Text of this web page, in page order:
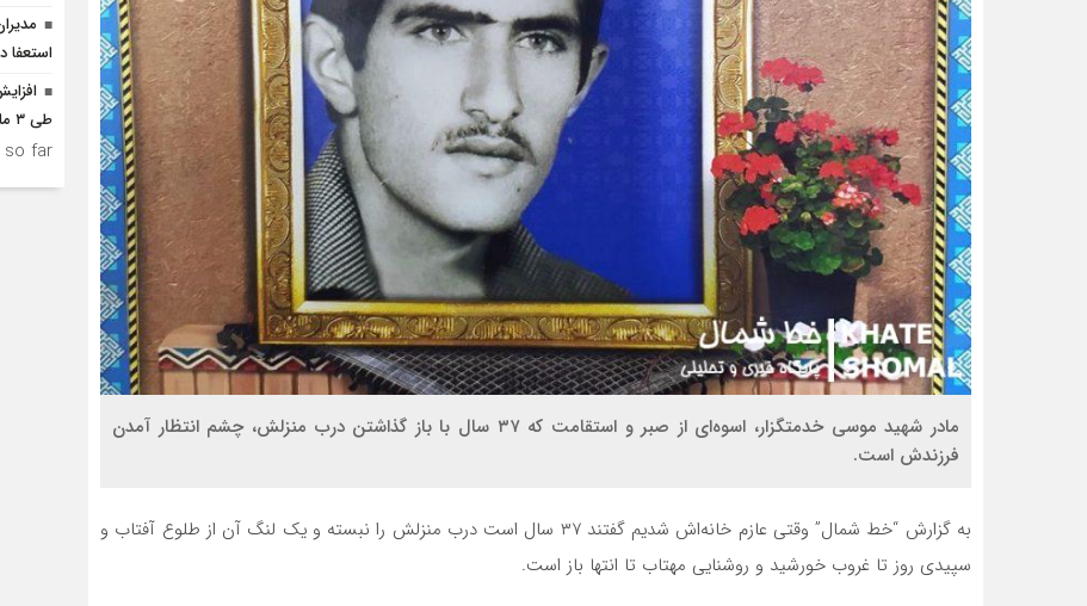
مادر شهید موسی خدمتگزار، اسوه‌ای از صبر و استقامت که ۳۷ سال با باز گذاشتن درب منزلش، چشم انتظار آمدن
فرزندش است.
به گزارش “خط شمال” وقتی عازم خانه‌اش شدیم گفتند ۳۷ سال است درب منزلش را نبسته و یک لنگ آن از طلوع آفتاب و
سپیدی روز تا غروب خورشید و روشنایی مهتاب تا انتها باز است.
استعفا
طی ۳ ماه امسال
far.